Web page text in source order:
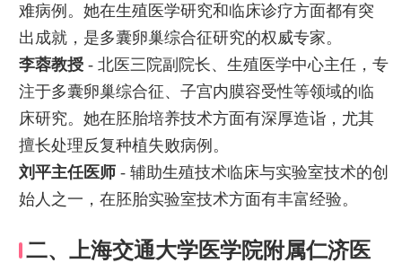
难病例。她在生殖医学研究和临床诊疗方面都有突
出成就，是多囊卵巢综合征研究的权威专家。
李蓉教授- 北医三院副院长、生殖医学中心主任，专
注于多囊卵巢综合征、子宫内膜容受性等领域的临
床研究。她在胚胎培养技术方面有深厚造诣，尤其
擅长处理反复种植失败病例。
刘平主任医师- 辅助生殖技术临床与实验室技术的创
始人之一，在胚胎实验室技术方面有丰富经验。
二、上海交通大学医学院附属仁济医